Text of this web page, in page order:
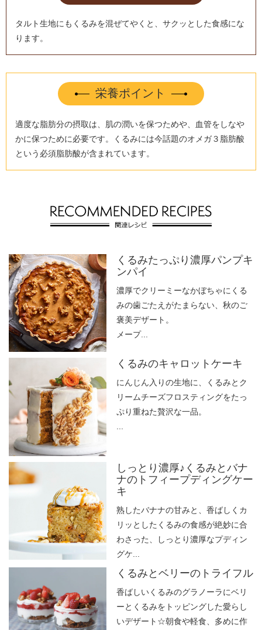
タルト生地にもくるみを混ぜてやくと、サクッとした食感にな
ります。
栄養ポイント
適度な脂肪分の摂取は、肌の潤いを保つためや、血管をしなや
かに保つために必要です。くるみには今話題のオメガ３脂肪酸
という必須脂肪酸が含まれています。
くるみたっぷり濃厚パンプキ
ンパイ
濃厚でクリーミーなかぼちゃにくる
みの歯ごたえがたまらない、秋のご
褒美デザート。
メープ...
くるみのキャロットケーキ
にんじん入りの生地に、くるみとク
リームチーズフロスティングをたっ
ぷり重ねた贅沢な一品。
...
しっとり濃厚♪くるみとバナ
ナのトフィープディングケー
キ
熟したバナナの甘みと、香ばしくカ
リッとしたくるみの食感が絶妙に合
わさった、しっとり濃厚なプディン
グケ...
くるみとベリーのトライフル
香ばしいくるみのグラノーラにベリ
ーとくるみをトッピングした愛らし
いデザート☆朝食や軽食、多めに作